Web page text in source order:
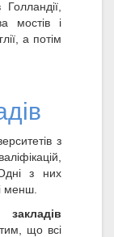
мостів і
а потім
з
Одні з них
менш.
що всі